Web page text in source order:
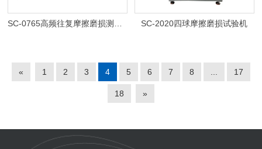
SC-2020四球摩擦磨损试验机
« 1 2 3 4 5 6 7 8 17
18 »